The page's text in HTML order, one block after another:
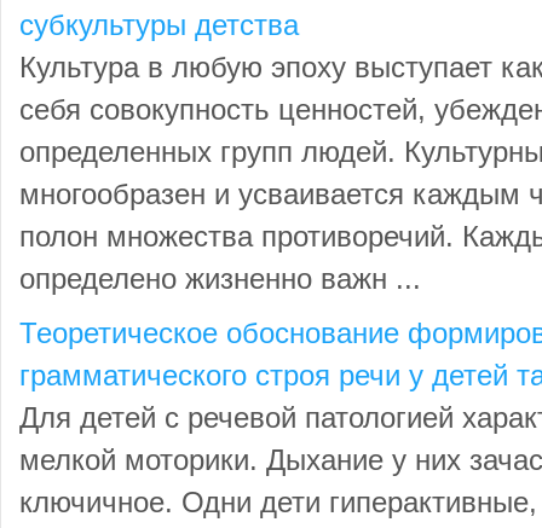
субкультуры детства
Культура в любую эпоху выступает
себя совокупность ценностей,
определенных групп людей.
многообразен и усваивается каждым
полон множества противоречий.
определено жизненно важн ...
Теоретическое обоснование
грамматического строя речи у детей
Для детей с речевой патологией
мелкой моторики. Дыхание у них
ключичное. Одни дети